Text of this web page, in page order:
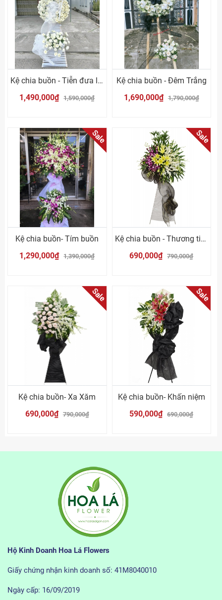
Kệ chia buồn - Tiễn đưa lần cuối
1,490,000₫ 1,590,000₫
Kệ chia buồn - Đêm Trắng
1,690,000₫ 1,790,000₫
Sale
Kệ chia buồn- Tím buồn
1,290,000₫ 1,390,000₫
Sale
Kệ chia buồn - Thương tiếc
690,000₫ 790,000₫
Sale
Kệ chia buồn- Xa Xăm
690,000₫ 790,000₫
Sale
Kệ chia buồn- Khấn niệm
590,000₫ 690,000₫
Hộ Kinh Doanh Hoa Lá Flowers
Giấy chứng nhận kinh doanh số: 41M8040010
Ngày cấp: 16/09/2019